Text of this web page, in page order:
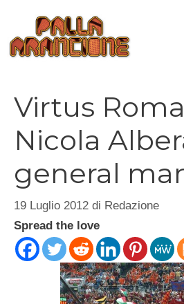
contenuto
Virtus
Nicola
general
19 Luglio 2012 di Redazione
Spread the love